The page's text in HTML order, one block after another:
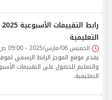
التعليمية
الخميس 06/مارس/2025 - 09:00 ص
يقدم موقع الموجز الرابط الرسمي
والتعليم للحصول على التقييمات
التعليمية.